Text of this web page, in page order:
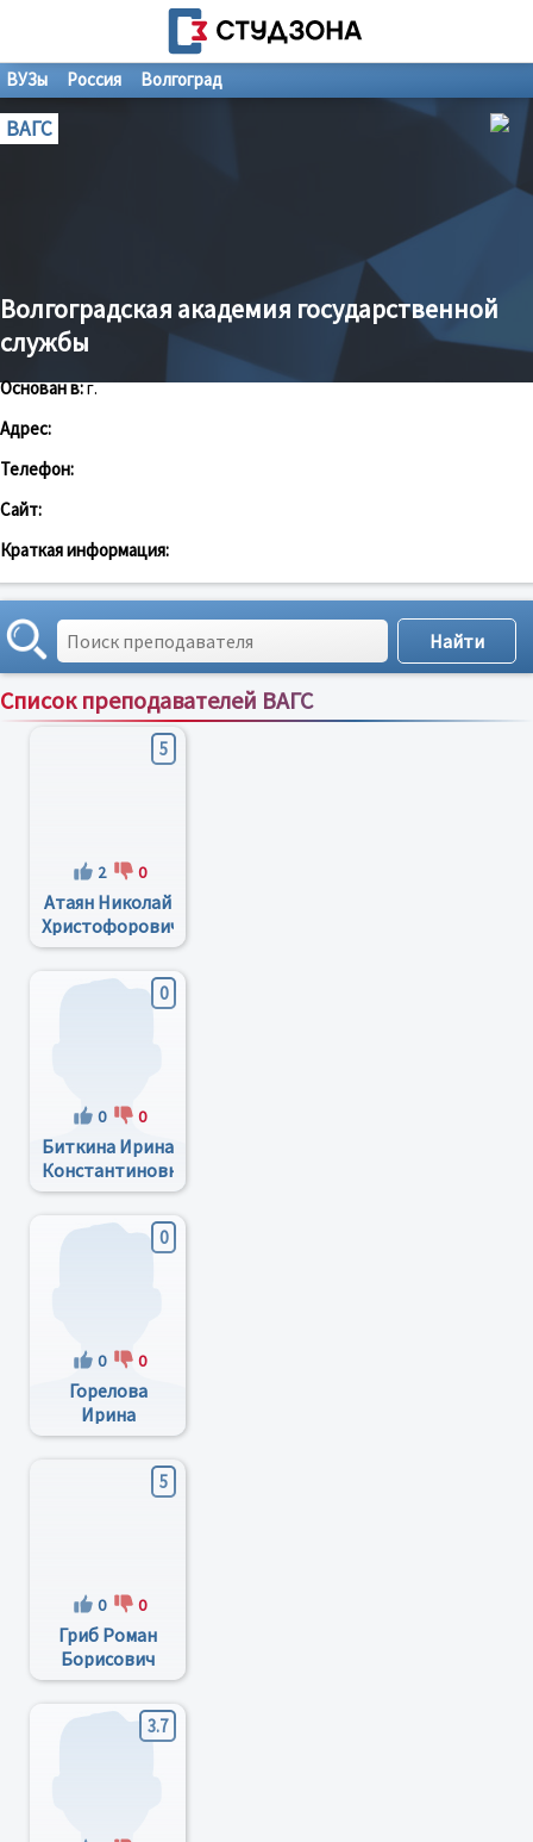
ВУЗы Россия Волгоград
ВАГС
Волгоградская академия государственной
службы
Основан в:г.
Адрес:
Телефон:
Сайт:
Краткая информация:
Список преподавателей ВАГС
Сортировка по:имени;рейтингу;отзывам
5
2 0
Атаян Николай
Христофорович
0
0 0
Биткина Ирина
Константиновна
0
0 0
Горелова
Ирина
Валерьевна
5
0 0
Гриб Роман
Борисович
3.7